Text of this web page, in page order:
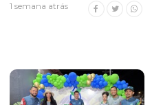
1 semana atrás